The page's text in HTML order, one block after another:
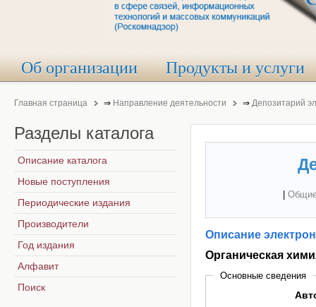
Об организации Продукты и услуги
Главная страница ⇒ Направление деятельности ⇒ Депозитарий
Описание
Органическая
Основные сведения
Разделы каталога
Описание каталога
Новые поступления
Периодические издания
Производители
Год издания
Алфавит
Поиск